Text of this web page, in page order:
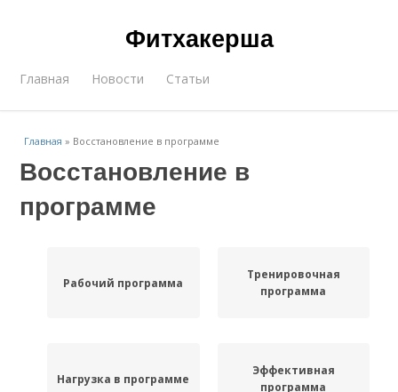
Фитхакерша
Главная Новости Статьи
Главная » Восстановление в программе
Восстановление в
программе
Рабочий программа
Тренировочная
программа
Нагрузка в программе
Эффективная
программа